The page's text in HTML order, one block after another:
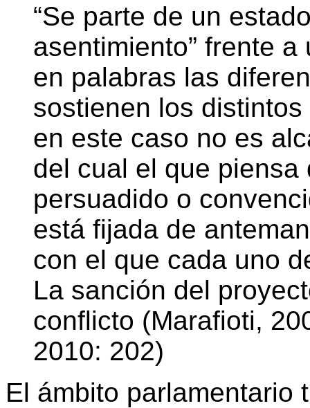
“Se parte de un
asentimiento” frente
en palabras las
sostienen los
en este caso no es
del cual el que
persuadido o
está fijada de
con el que cada uno
La sanción del
conflicto (Marafioti,
2010: 202)
El ámbito parlamentario